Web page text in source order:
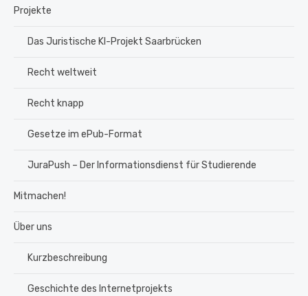
Projekte
Das Juristische KI-Projekt Saarbrücken
Recht weltweit
Recht knapp
Gesetze im ePub-Format
JuraPush – Der Informationsdienst für Studierende
Mitmachen!
Über uns
Kurzbeschreibung
Geschichte des Internetprojekts